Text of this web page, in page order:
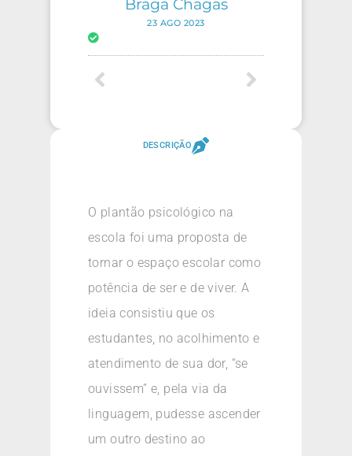
Braga Chagas
23 AGO 2023
DESCRIÇÃO
O plantão psicológico na
escola foi uma proposta de
tornar o espaço escolar como
potência de ser e de viver. A
ideia consistiu que os
estudantes, no acolhimento e
atendimento de sua dor, “se
ouvissem” e, pela via da
linguagem, pudesse ascender
um outro destino ao